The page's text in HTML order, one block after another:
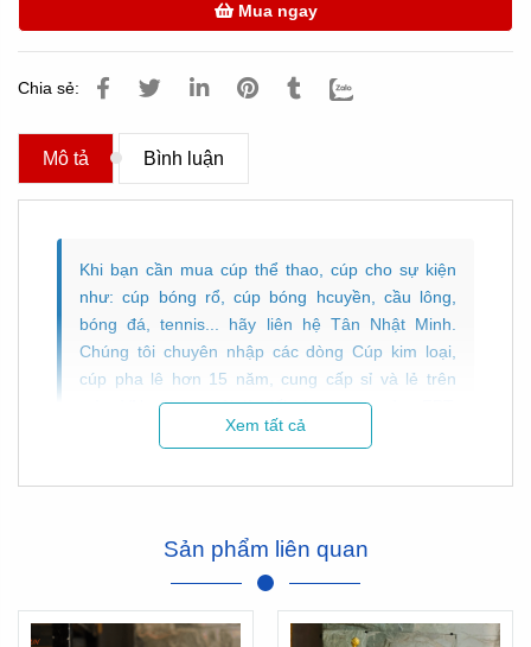
Mua ngay
Chia sẻ:
Mô tả Bình luận
Khi bạn cần mua cúp thể thao, cúp cho sự kiện
như: cúp bóng rổ, cúp bóng hcuyền, cầu lông,
bóng đá, tennis... hãy liên hệ Tân Nhật Minh.
Chúng tôi chuyên nhập các dòng Cúp kim loại,
cúp pha lê hơn 15 năm, cung cấp sỉ và lẻ trên
. Chúng tôi là đối tác uy tín của: FPT,
Honda, KFC, Vietcombank, Bộ Công an, ĐH Kinh
lỗi! Hotline: 090.949.1080 / 090.1400018 /
Mua Cúp Bóng Rổ Và Mẫu Cúp Bóng
Rổ Cao Cấp
Xem tất cả
Sản phẩm liên quan